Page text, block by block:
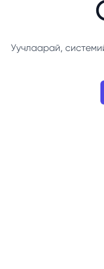
Уучлаарай,